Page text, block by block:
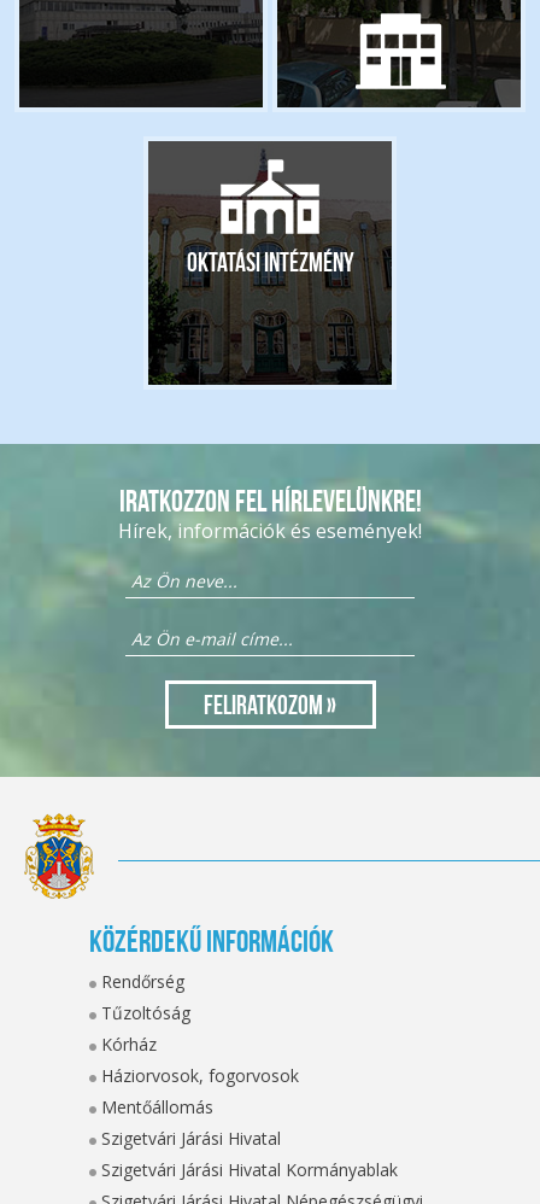
Oktatási intézmény
Iratkozzon fel hírlevelünkre!
Hírek, információk és események!
Közérdekű információk
Rendőrség
Tűzoltóság
Kórház
Háziorvosok, fogorvosok
Mentőállomás
Szigetvári Járási Hivatal
Szigetvári Járási Hivatal Kormányablak